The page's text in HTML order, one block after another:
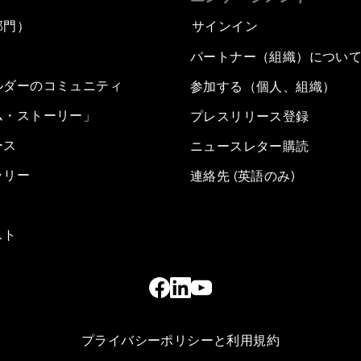
）
ーのコミュニティ
ストーリー」
リー
サインイン
パートナー（組織）につい
参加する（個人、組織）
プレスリリース登録
ニュースレター購読
連絡先 (英語のみ)
プライバシーポリシーと利用規約